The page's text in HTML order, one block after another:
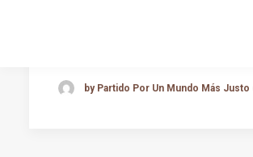
by Partido Por Un Mundo Más Justo